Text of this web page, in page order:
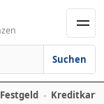
Suchen
Festgeld